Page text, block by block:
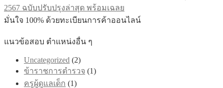
2567 ฉบับปรับปรุงล่าสุด พร้อมเฉลย
มั่นใจ 100% ด้วยทะเบียนการค้าออนไลน์
แนวข้อสอบ ตำแหน่งอื่น ๆ
Uncategorized (2)
ข้าราชการตำรวจ (1)
ครูผู้ดูแลเด็ก (1)